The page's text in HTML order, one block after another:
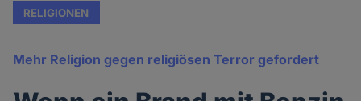
RELIGIONEN
Mehr Religion gegen religiösen Terror gefordert